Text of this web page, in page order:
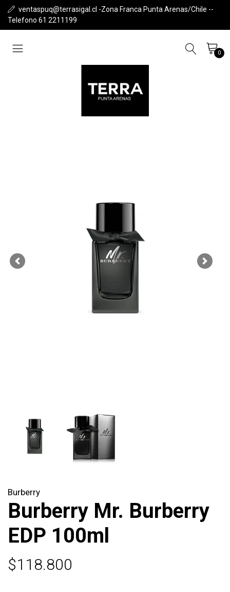
ventaspuq@terrasigal.cl -Zona Franca Punta Arenas/Chile --
Telefono 61 2211199
0
Previous Next
Burberry
Burberry Mr. Burberry
EDP 100ml
$118.800